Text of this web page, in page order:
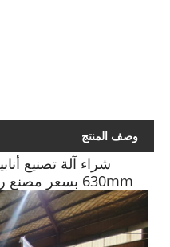
وصف المنتج
630mm بسعر مصنع رخيص